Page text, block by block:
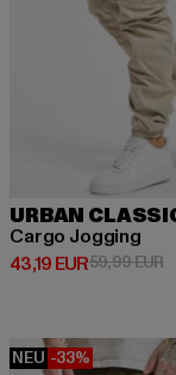
URBAN
Cargo Jogging
43,19 EUR
Derzeitiger Preis:
59,99 EUR
NEU -33%